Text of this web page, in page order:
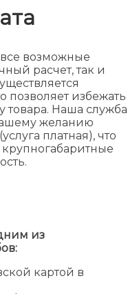
возможные
расчет, так и
позволяет избежать
товара. Наша служба
желанию
платная), что
из
картой в